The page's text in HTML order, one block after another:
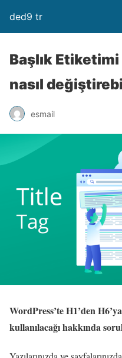
ded9 tr
Başlık
nasıl
esmail
WordPress’te H1’den
kullanılacağı hakkında